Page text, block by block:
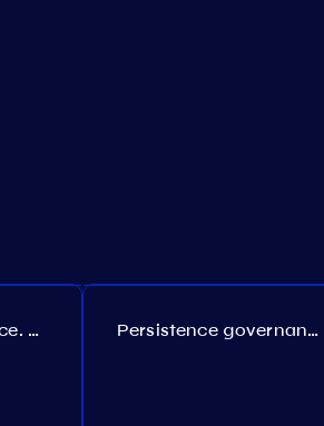
Coreum governance. Proposal №22 Persistence governance. Proposal №150